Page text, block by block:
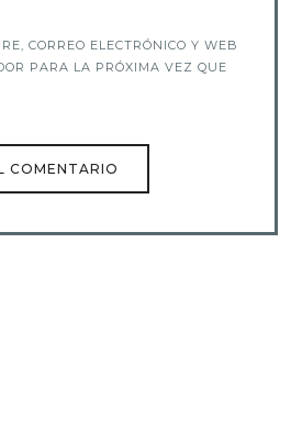
CORREO ELECTRÓNICO Y WEB
PARA LA PRÓXIMA VEZ QUE